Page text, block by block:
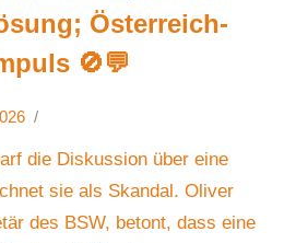
Österreich-
🚫💬
die Diskussion über eine
sie als Skandal. Oliver
des BSW, betont, dass eine